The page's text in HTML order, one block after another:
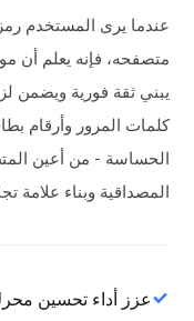
متصفحه، فإنه يعلم أن
يبني ثقة فورية ويضمن
كلمات المرور وأرقام
الحساسة - من أعين
المصداقية وبناء علامة
عزز أداء تحسين